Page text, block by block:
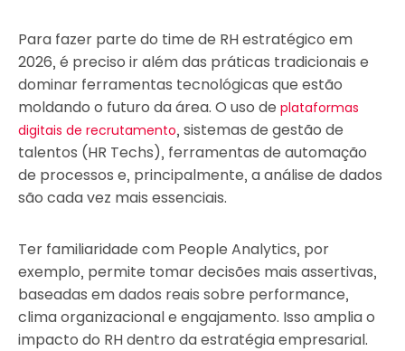
Para fazer parte do time de RH estratégico em
2026, é preciso ir além das práticas tradicionais e
dominar ferramentas tecnológicas que estão
moldando o futuro da área. O uso de plataformas
digitais de recrutamento, sistemas de gestão de
talentos (HR Techs), ferramentas de automação
de processos e, principalmente, a análise de dados
são cada vez mais essenciais.
Ter familiaridade com People Analytics, por
exemplo, permite tomar decisões mais assertivas,
baseadas em dados reais sobre performance,
clima organizacional e engajamento. Isso amplia o
impacto do RH dentro da estratégia empresarial.